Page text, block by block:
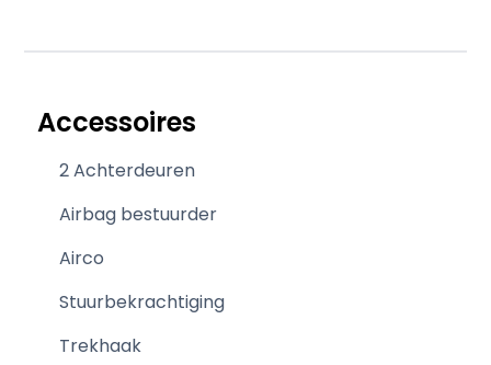
Accessoires
2 Achterdeuren
Airbag bestuurder
Airco
Stuurbekrachtiging
Trekhaak